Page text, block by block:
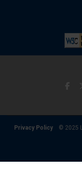
Privacy Policy © 2025